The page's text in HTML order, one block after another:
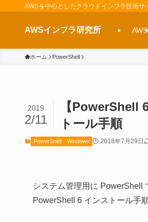
AWSを中心としたクラウドインフラ技術サ
AWSインフラ研究所 AWS
ホーム PowerShell
【PowerShell
トール手順
2019
2/11
PowerShell Windows 2018年7月29日
システム管理用に PowerShell
PowerShell 6 インストール手